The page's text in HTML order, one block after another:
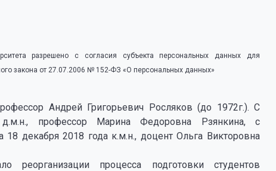
разрешено с согласия субъекта персональных данных для
закона от 27.07.2006 № 152-ФЗ «О персональных данных»
Андрей Григорьевич Росляков (до 1972г.). С
профессор Марина Федоровна Рзянкина, с
18 декабря 2018 года к.м.н., доцент Ольга Викторовна
реорганизации процесса подготовки студентов